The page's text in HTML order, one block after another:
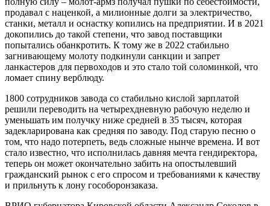
продавал с наценкой, а милионные долги за электричество,
станки, металл и оснастку копились на предприятии. И в 2021
докопились до такой степени, что завод поставщики
попытались обанкротить. К тому же в 2022 стабильно
загнивающему молоту подкинули санкции и запрет
ланкастеров для первоходов и это стало той соломинкой, что
ломает спину верблюду.
1800 сотрудников завода со стабильно кислой зарплатой
решили переводить на четырехдневную рабочую неделю и
уменьшать им получку ниже средней в 35 тысяч, которая
задекларирована как средняя по заводу. Под старую песню о
том, что надо потерпеть, ведь сложные нынче времена. И вот
стало известно, что исполнилась давняя мечта гендиректора,
теперь он может окончательно забить на опостылевший
гражданский рынок с его спросом и требованиями к качеству
и прильнуть к лону гособоронзаказа.